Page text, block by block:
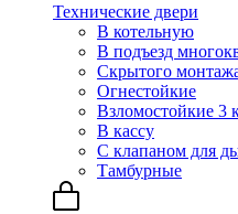
Технические двери
В котельную
В подъезд
Скрытого
Огнестойкие
Взломостойкие 3
В кассу
С клапаном для
Тамбурные